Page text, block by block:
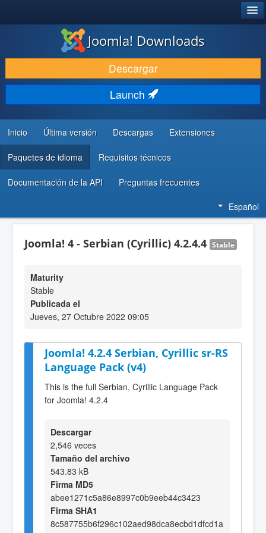
DESCARGAR & EXTENDER
DESCUBRE & APRENDE
COMUNIDAD & SOPORTE
RECURSOS PARA DESARROLLADORES
Joomla! Downloads
Descargar
Launch
Inicio Última versión Descargas Extensiones
Paquetes de idioma Requisitos técnicos
Documentación de la API Preguntas frecuentes
Español
Joomla! 4 - Serbian (Cyrillic) 4.2.4.4 Stable
Maturity
Stable
Publicada el
Jueves, 27 Octubre 2022 09:05
Joomla! 4.2.4 Serbian, Cyrillic sr-RS
Language Pack (v4)
This is the full Serbian, Cyrillic Language Pack
for Joomla! 4.2.4
Descargar
2,546 veces
Tamaño del archivo
543.83 kB
Firma MD5
abee1271c5a86e8997c0b9eeb44c3423
Firma SHA1
8c587755b6f296c102aed98dca8ecbd1dfcd1a